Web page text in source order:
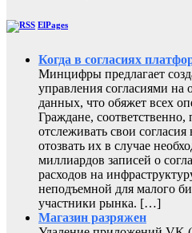
ElPages
Когда в согласиях
Минцифры предлагает
управления согласиями на
данных, что обяжет всех
Граждане, соответственно,
отслеживать свои
отозвать их в случае
миллиардов записей о
расходов на
неподъемной для малого
участники рынка. […]
Магазин разряжен